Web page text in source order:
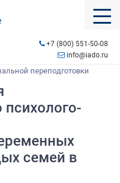
+7 (800) 551-50-08
info@iado.ru
переподготовки
психолого-
семей в